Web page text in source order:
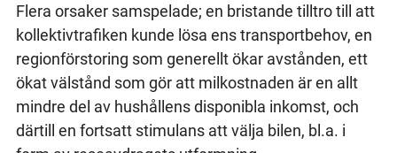
Flera orsaker samspelade; en bristande tilltro till att
kollektivtrafiken kunde lösa ens transportbehov, en
regionförstoring som generellt ökar avstånden, ett
ökat välstånd som gör att milkostnaden är en allt
mindre del av hushållens disponibla inkomst, och
därtill en fortsatt stimulans att välja bilen, bl.a. i